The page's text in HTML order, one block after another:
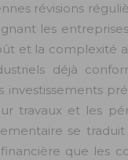
révisions
les
et la complexité
déjà
investissements
travaux et les
se
que les